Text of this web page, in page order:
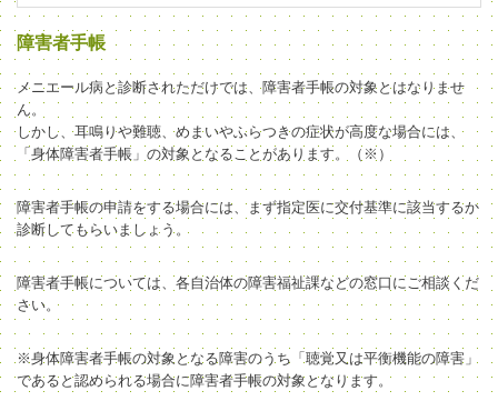
障害者手帳
メニエール病と診断されただけでは、障害者手帳の対象とはなりませ
ん。
しかし、耳鳴りや難聴、めまいやふらつきの症状が高度な場合には、
「身体障害者手帳」の対象となることがあります。（※）
障害者手帳の申請をする場合には、まず指定医に交付基準に該当するか
診断してもらいましょう。
障害者手帳については、各自治体の障害福祉課などの窓口にご相談くだ
さい。
※身体障害者手帳の対象となる障害のうち「聴覚又は平衡機能の障害」
であると認められる場合に障害者手帳の対象となります。